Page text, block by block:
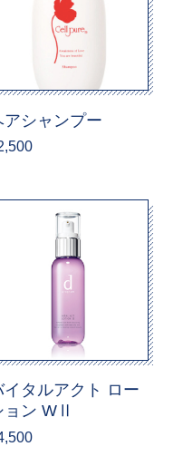
アシャンプー
イタルアクト ロー
ョン WⅡ